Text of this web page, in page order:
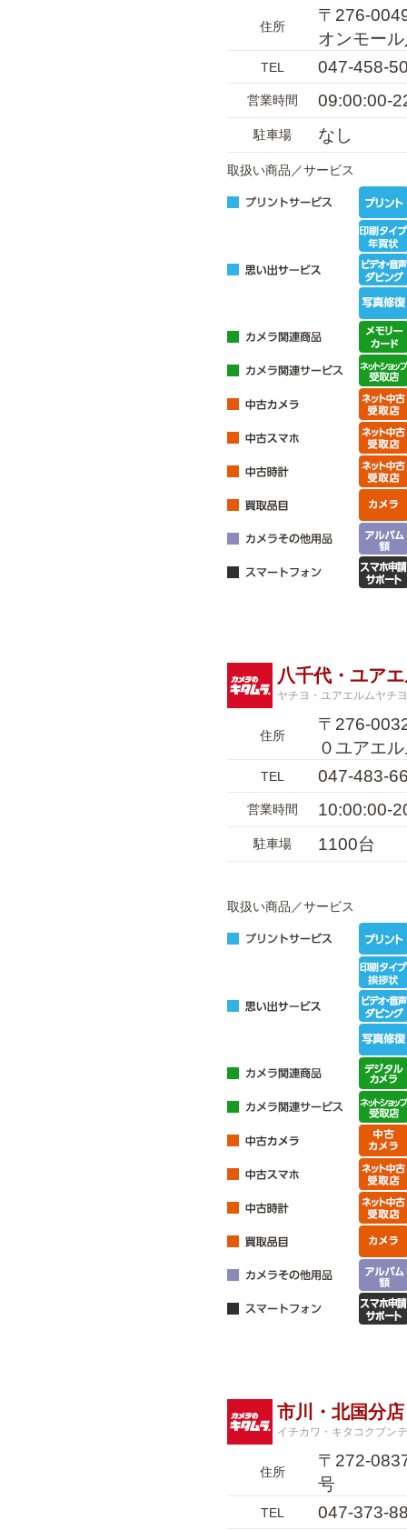
住所
〒276-
オンモー
TEL 047-458-
営業時間 09:00:00-
駐車場 なし
取扱い商品／サービス
八千代・ユア
ヤチヨ・ユアエルムヤチ
住所
〒276-
０ユアエ
TEL 047-483-
営業時間 10:00:00-
駐車場 1100台
取扱い商品／サービス
市川・北国分店
イチカワ・キタコクブン
住所
〒272-
号
TEL 047-373-